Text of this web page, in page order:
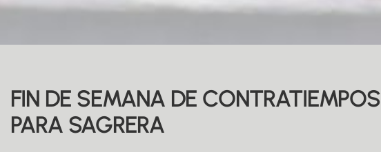
FIN DE SEMANA DE
PARA SAGRERA